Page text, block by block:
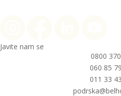
Javite nam se
0800
060 85
011 33